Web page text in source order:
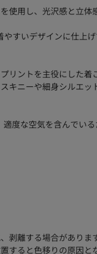
使用し、光沢感と立体
すいデザインに仕上げ
リントを主役にした着
キニーや細身シルエッ
度な空気を含んでい
剥離する場合がありま
すると色移りの原因と